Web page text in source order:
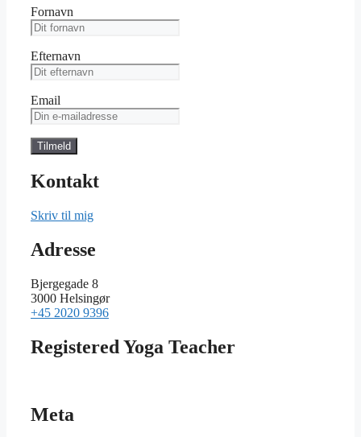
Fornavn
Efternavn
Email
Kontakt
Skriv til mig
Adresse
Bjergegade 8
3000 Helsingør
+45 2020 9396
Registered Yoga Teacher
Meta